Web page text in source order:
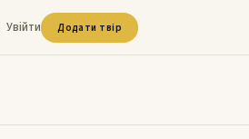
Увійти Додати твір